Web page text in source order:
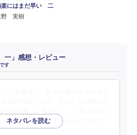
楽にはまだ早い 二
野 実樹
一」感想・レビュー
す
くこの時代でも称賛されていたに